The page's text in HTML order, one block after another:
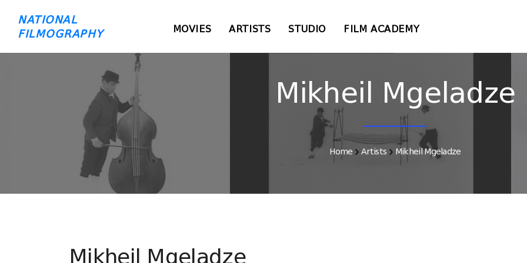
NATIONAL
FILMOGRAPHY
MOVIES ARTISTS STUDIO FILM ACADEMY
Mikheil Mgeladze
Home Artists Mikheil Mgeladze
Mikheil Mgeladze